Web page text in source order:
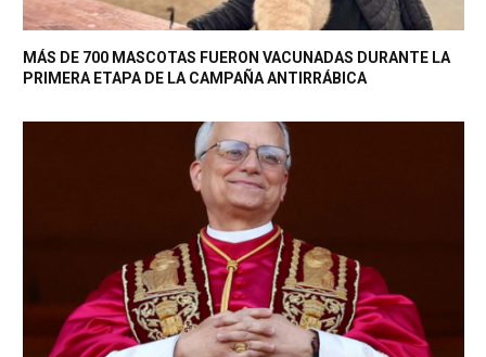
MÁS DE 700 MASCOTAS FUERON VACUNADAS DURANTE LA
PRIMERA ETAPA DE LA CAMPAÑA ANTIRRÁBICA